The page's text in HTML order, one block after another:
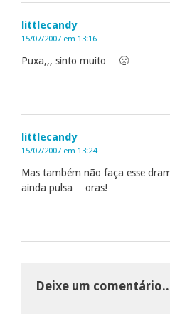
littlecandy
15/07/2007 em 13:16
Puxa,,, sinto muito… 🙁
littlecandy
15/07/2007 em 13:24
Mas também não faça esse
ainda pulsa… oras!
Deixe um